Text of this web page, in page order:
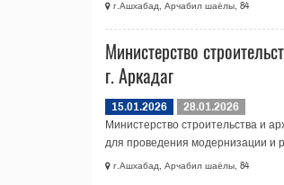
г.Ашхабад, Арчабил шаёлы, 84
Министерство
г. Аркадаг
15.01.2026
28.01.2026
Министерство строительства и
для проведения модернизации и
г.Ашхабад, Арчабил шаёлы, 84